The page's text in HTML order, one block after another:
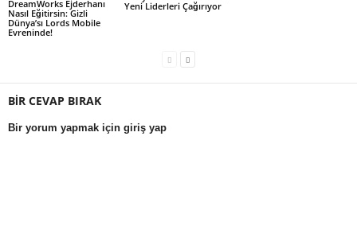
DreamWorks Ejderhanı
Nasıl Eğitirsin: Gizli
Dünya’sı Lords Mobile
Evreninde!
Yeni Liderleri Çağırıyor
BİR CEVAP BIRAK
Bir yorum yapmak için giriş yap